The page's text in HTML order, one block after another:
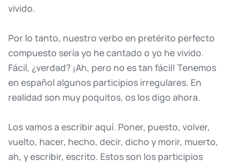
vivido.
Por lo tanto, nuestro verbo en pretérito perfecto
compuesto sería yo hecantado o yo hevivido.
Fácil, ¿verdad? ¡Ah, pero no estan fácil! Tenemos
en español algunos participios irregulares. En
realidad son muy poquitos, os losdigo ahora.
Losvamosa escribir aquí. Poner, puesto, volver,
vuelto, hacer, hecho, decir, dicho y morir, muerto,
ah, yescribir, escrito. Estos son los participios